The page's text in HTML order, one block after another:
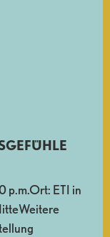
p.m.Ort: ETI in